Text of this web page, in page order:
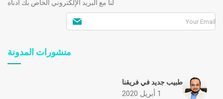
لنا مع البريد الإلكتروني الخاص بك أدناه
منشورات المدونة
طبيب جديد في فريقنا
1 أبريل 2020